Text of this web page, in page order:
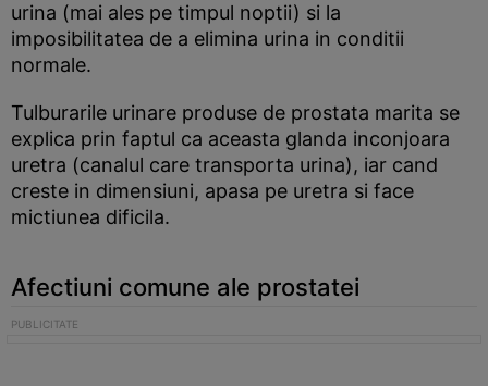
urina (mai ales pe timpul noptii) si la
imposibilitatea de a elimina urina in conditii
normale.
Tulburarile urinare produse de prostata marita se
explica prin faptul ca aceasta glanda inconjoara
uretra (canalul care transporta urina), iar cand
creste in dimensiuni, apasa pe uretra si face
mictiunea dificila.
Afectiuni comune ale prostatei